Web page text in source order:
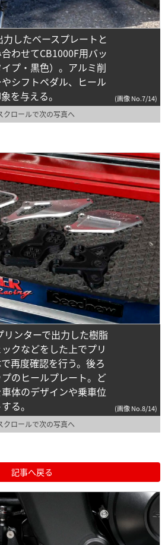
したベースプレートと
わせてCB1000F用バッ
プ・黒色）。アルミ削
シフトペダル、ヒール
を与える。
(画像 No.7/14)
クロールで次の写真へ
ンターで出力した樹脂
クなどをした上でプリ
再度確認を行う。後ろ
のヒールプレート。ど
体のデザインや乗車位
る。
(画像 No.8/14)
クロールで次の写真へ
記事へ戻る